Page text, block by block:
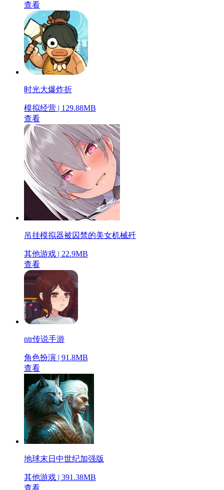
查看
时光大爆炸折
模拟经营 | 129.88MB
查看
吊挂模拟器被囚禁的美女机械歼
其他游戏 | 22.9MB
查看
ntr传说手游
角色扮演 | 91.8MB
查看
地球末日中世纪加强版
其他游戏 | 391.38MB
查看